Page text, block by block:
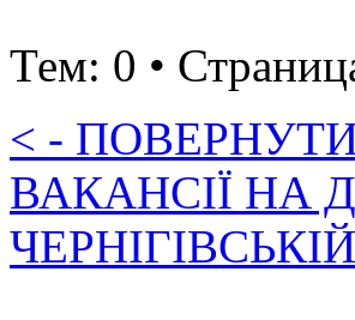
Тем: 0 •
< -
ВАКАНСІЇ НА